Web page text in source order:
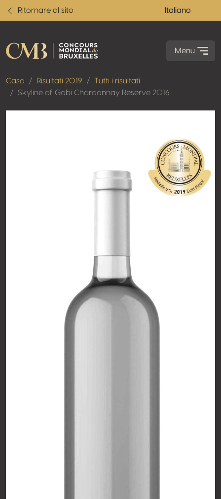
Ritornare al sito Italiano
Menu
Casa Risultati 2019
Tutti i risultati
Skyline of Gobi Chardonnay Reserve 2016